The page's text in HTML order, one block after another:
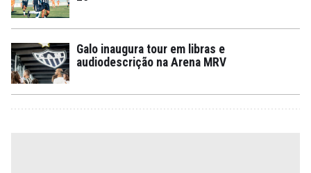
Galo inaugura tour em libras e
audiodescrição na Arena MRV